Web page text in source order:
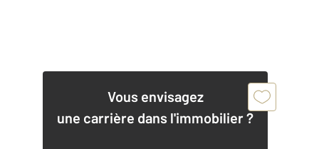
Vous envisagez
une carrière dans l'immobilier ?